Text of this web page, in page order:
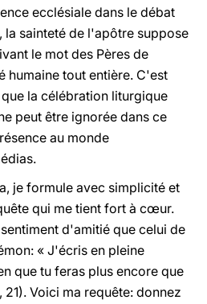
ecclésiale dans le débat
la sainteté de l'apôtre suppose
le mot des Pères de
humaine tout entière. C'est
la célébration liturgique
peut être ignorée dans ce
au monde
je formule avec simplicité et
qui me tient fort à cœur.
d'amitié que celui de
« J'écris en pleine
que tu feras plus encore que
21). Voici ma requête: donnez